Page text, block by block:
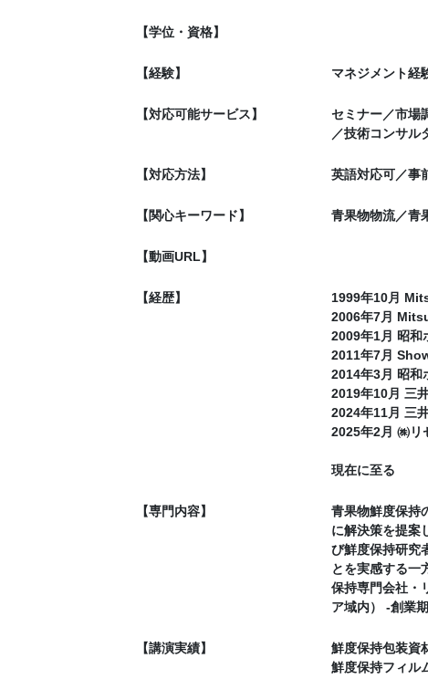
【学位・資格】
【経験】 マネジメント経
【対応可能サービス】
セミナー／市場
／技術コンサル
【対応方法】 英語対応可／事
【関心キーワード】 青果物物流／青
【動画URL】
【経歴】
1999年10月
2006年7月
2009年1月 昭和
2011年7月
2014年3月 昭和
2019年10月 三
2024年11月 三
2025年2月 ㈱
現在に至る
【専門内容】
青果物鮮度保持
に解決策を提案
び鮮度保持研究
とを実感する一
保持専門会社・
ア域内） -創業
【講演実績】
鮮度保持包装資
鮮度保持フィル